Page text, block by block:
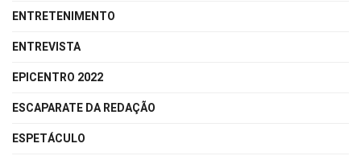
ENTRETENIMENTO
ENTREVISTA
EPICENTRO 2022
ESCAPARATE DA REDAÇÃO
ESPETÁCULO